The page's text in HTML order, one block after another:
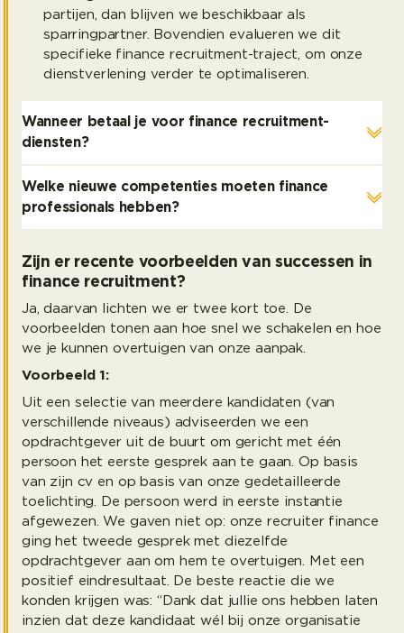
partijen, dan blijven we beschikbaar als
sparringpartner. Bovendien evalueren we dit
specifieke finance recruitment-traject, om onze
dienstverlening verder te optimaliseren.
Wanneer betaal je voor finance recruitment-
diensten?
Welke nieuwe competenties moeten finance
professionals hebben?
Zijn er recente voorbeelden van successen in
finance recruitment?
Ja, daarvan lichten we er twee kort toe. De
voorbeelden tonen aan hoe snel we schakelen en hoe
we je kunnen overtuigen van onze aanpak.
Voorbeeld 1:
Uit een selectie van meerdere kandidaten (van
verschillende niveaus) adviseerden we een
opdrachtgever uit de buurt om gericht met één
persoon het eerste gesprek aan te gaan. Op basis
van zijn cv en op basis van onze gedetailleerde
toelichting. De persoon werd in eerste instantie
afgewezen. We gaven niet op: onze recruiter finance
ging het tweede gesprek met diezelfde
opdrachtgever aan om hem te overtuigen. Met een
positief eindresultaat. De beste reactie die we
konden krijgen was: “Dank dat jullie ons hebben laten
inzien dat deze kandidaat wél bij onze organisatie